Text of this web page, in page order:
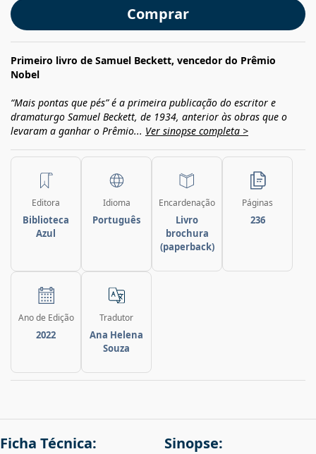
Comprar
Primeiro livro de Samuel Beckett, vencedor do Prêmio
Nobel
“Mais pontas que pés” é a primeira publicação do escritor e
dramaturgo Samuel Beckett, de 1934, anterior às obras que o
levaram a ganhar o Prêmio... Ver sinopse completa >
Editora
Biblioteca
Azul
Idioma
Português
Encardenação
Livro
brochura
(paperback)
Páginas
236
Ano de Edição
2022
Tradutor
Ana Helena
Souza
Ficha Técnica: Sinopse: